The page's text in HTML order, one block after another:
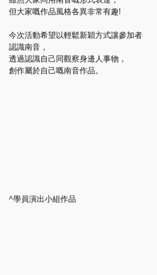
但大家嘅作品風格各異非常有趣!
今次活動希望以輕鬆新穎方式讓參加者
認識南音，
透過認識自己同觀察身邊人事物，
創作屬於自己嘅南音作品。
^學員演出小組作品